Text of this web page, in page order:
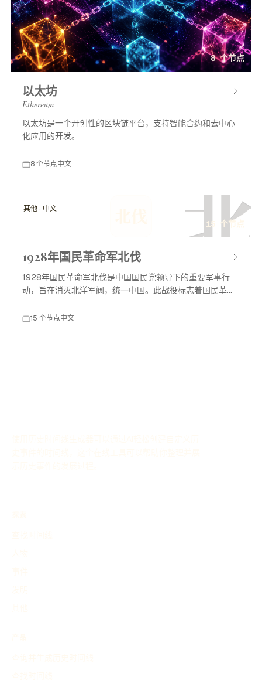
8 个节点
以太坊
Ethereum
以太坊是一个开创性的区块链平台，支持智能合约和去中心
化应用的开发。
8 个节点中文
北
其他 · 中文
15 个节点
1928年国民革命军北伐
1928年国民革命军北伐是中国国民党领导下的重要军事行
动，旨在消灭北洋军阀，统一中国。此战役标志着国民革命
15 个节点中文